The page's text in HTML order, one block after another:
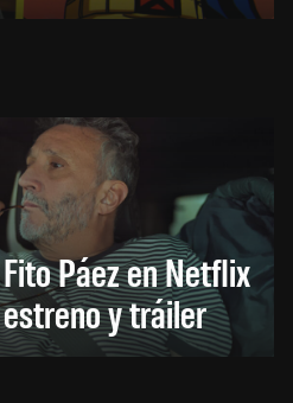
Páez en Netflix
y tráiler